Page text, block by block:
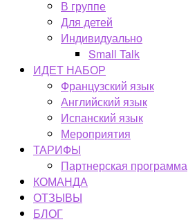
В группе
Для детей
Индивидуально
Small Talk
ИДЕТ НАБОР
Французский язык
Английский язык
Испанский язык
Мероприятия
ТАРИФЫ
Партнерская программа
КОМАНДА
ОТЗЫВЫ
БЛОГ